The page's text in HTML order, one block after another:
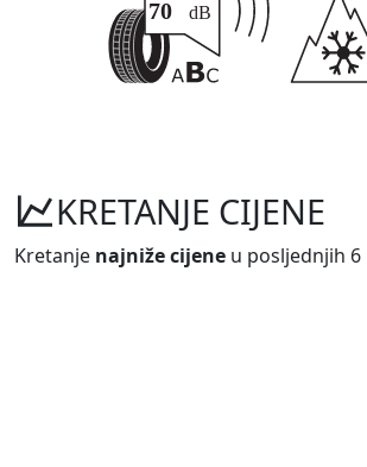
KRETANJE CIJENE
Kretanje najniže cijene u posljednjih 6